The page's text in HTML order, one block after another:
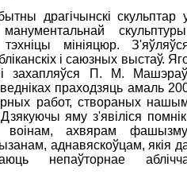
драгічынскі скульптар
мініяцюр.
і саюзных выстаў.
захапляўся П. М.
праходзяць амаль
работ, створаных
яму з'явіліся
воінам, ахвярам
аднавяскоўцам, якія
непаўторнае